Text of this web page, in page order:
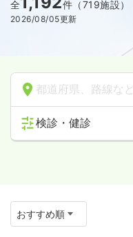
全 件（719施設）
2026/08/05更新
都道府県、路線な
検診・健診